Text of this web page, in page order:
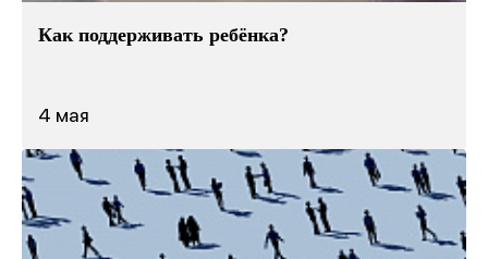
Как поддерживать ребёнка?
4 мая